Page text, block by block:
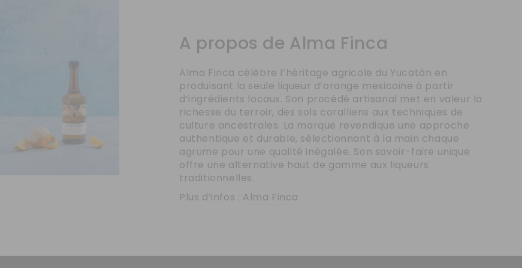
A propos de Alma Finca
Alma Finca célèbre l’héritage agricole du Yucatán en
produisant la seule liqueur d’orange mexicaine à partir
d’ingrédients locaux. Son procédé artisanal met en valeur la
richesse du terroir, des sols coralliens aux techniques de
culture ancestrales. La marque revendique une approche
authentique et durable, sélectionnant à la main chaque
agrume pour une qualité inégalée. Son savoir-faire unique
offre une alternative haut de gamme aux liqueurs
traditionnelles.
Plus d’infos : Alma Finca